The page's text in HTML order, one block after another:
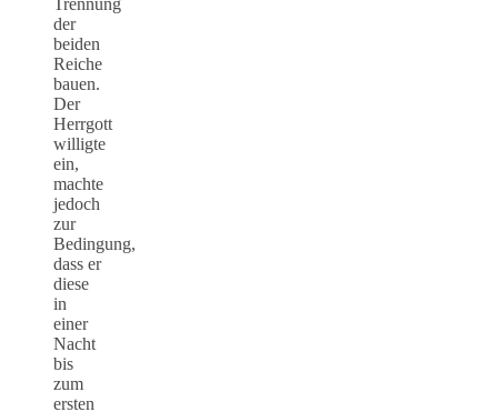
der
beiden
Reiche
bauen.
Der
Herrgott
willigte
ein,
machte
jedoch
zur
Bedingung,
dass er
diese
in
einer
Nacht
bis
zum
ersten